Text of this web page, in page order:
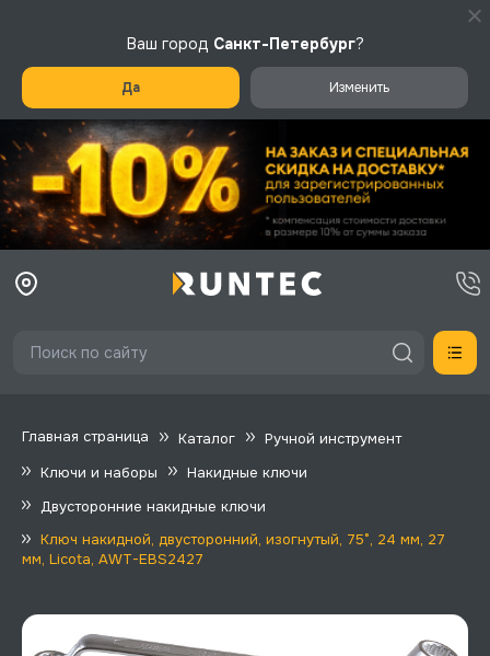
Ваш город Санкт-Петербург?
Да Изменить
Главная страница Каталог
Ручной инструмент
Ключи и наборы
Накидные ключи
Двусторонние накидные ключи
Ключ накидной, двусторонний, изогнутый, 75°, 24 мм, 27
мм, Licota, AWT-EBS2427